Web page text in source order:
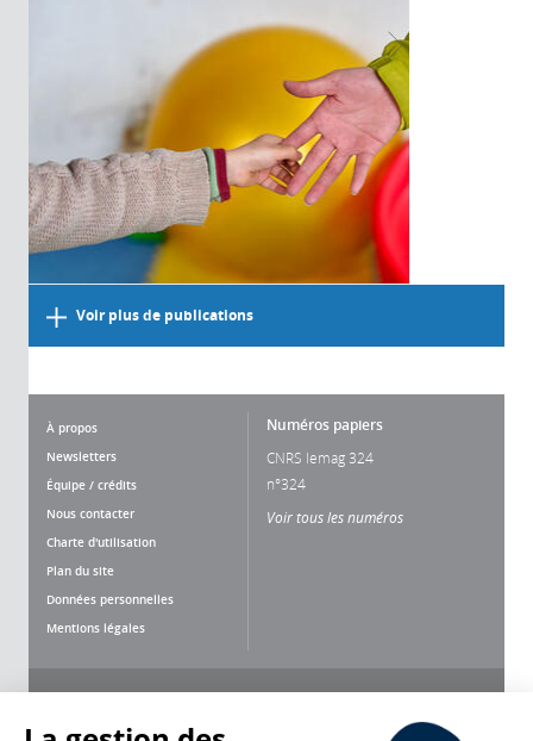
Voir plus de publications
À propos
Newsletters
Équipe / crédits
Nous contacter
Charte d'utilisation
Plan du site
Données personnelles
Mentions légales
Numéros papiers
CNRS lemag 324
n°324
Voir tous les numéros